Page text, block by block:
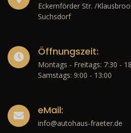
Eckernförder Str. /
Suchsdorf
Öffnungszeit:
Montags - Freitags: 7:30 -
Samstags: 9:00 - 13:00
eMail:
info@autohaus-fraeter.de